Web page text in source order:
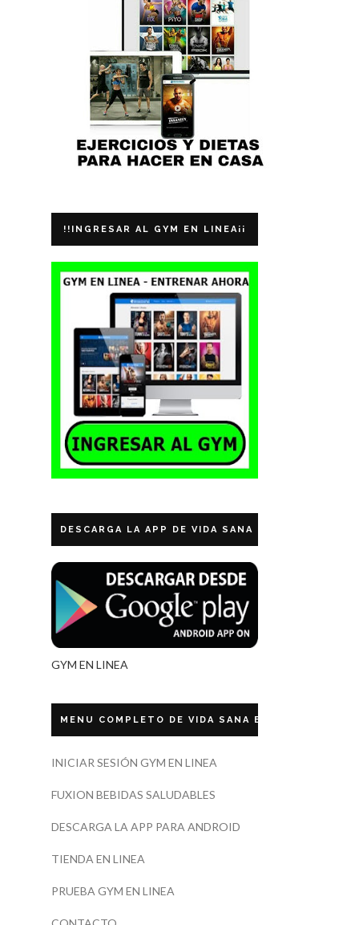
!!INGRESAR AL GYM EN LINEA¡¡
DESCARGA LA APP DE VIDA SANA ECUADOR
GYM EN LINEA
MENU COMPLETO DE VIDA SANA ECUADOR
INICIAR SESIÓN GYM EN LINEA
FUXION BEBIDAS SALUDABLES
DESCARGA LA APP PARA ANDROID
TIENDA EN LINEA
PRUEBA GYM EN LINEA